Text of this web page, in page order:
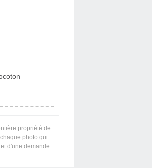
propriété de
photo qui
d'une demande